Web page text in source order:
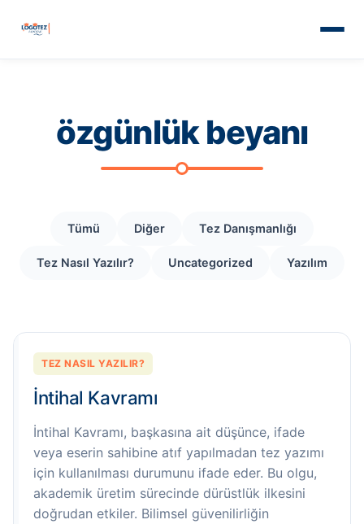
özgünlük beyanı
Tümü Diğer Tez Danışmanlığı
Tez Nasıl Yazılır? Uncategorized Yazılım
TEZ NASIL YAZILIR?
İntihal Kavramı
İntihal Kavramı, başkasına ait düşünce, ifade
veya eserin sahibine atıf yapılmadan tez yazımı
için kullanılması durumunu ifade eder. Bu olgu,
akademik üretim sürecinde dürüstlük ilkesini
doğrudan etkiler. Bilimsel güvenilirliğin